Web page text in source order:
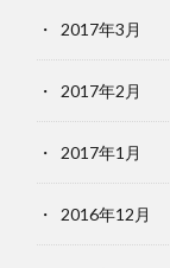
2017年3月
2017年2月
2017年1月
2016年12月